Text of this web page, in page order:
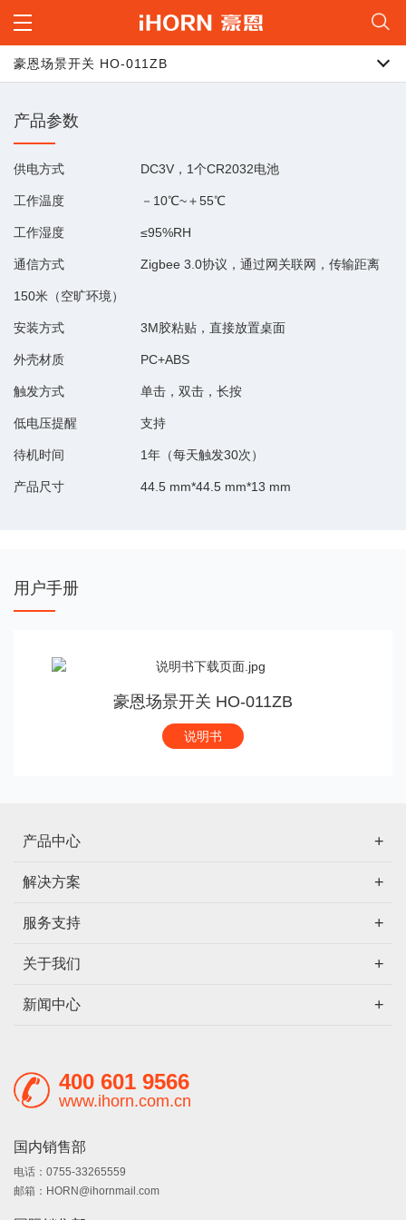
豪恩场景开关 HO-011ZB
产品参数
供电方式 DC3V，1个CR2032电池
工作温度 －10℃~＋55℃
工作湿度 ≤95%RH
通信方式 Zigbee 3.0协议，通过网关联网，传输距离
150米（空旷环境）
安装方式 3M胶粘贴，直接放置桌面
外壳材质 PC+ABS
触发方式 单击，双击，长按
低电压提醒 支持
待机时间 1年（每天触发30次）
产品尺寸 44.5 mm*44.5 mm*13 mm
用户手册
豪恩场景开关 HO-011ZB
说明书
产品中心
解决方案
服务支持
关于我们
新闻中心
400 601 9566
www.ihorn.com.cn
国内销售部
电话：0755-33265559
邮箱：HORN@ihornmail.com